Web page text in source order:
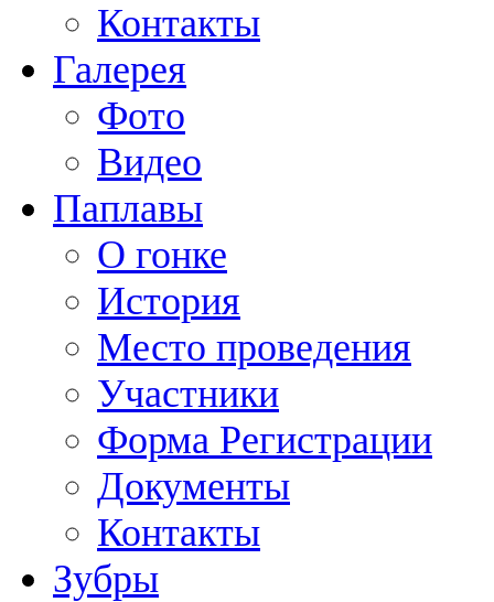
Контакты
Галерея
Фото
Видео
Паплавы
О гонке
История
Место проведения
Участники
Форма Регистрации
Документы
Контакты
Зубры